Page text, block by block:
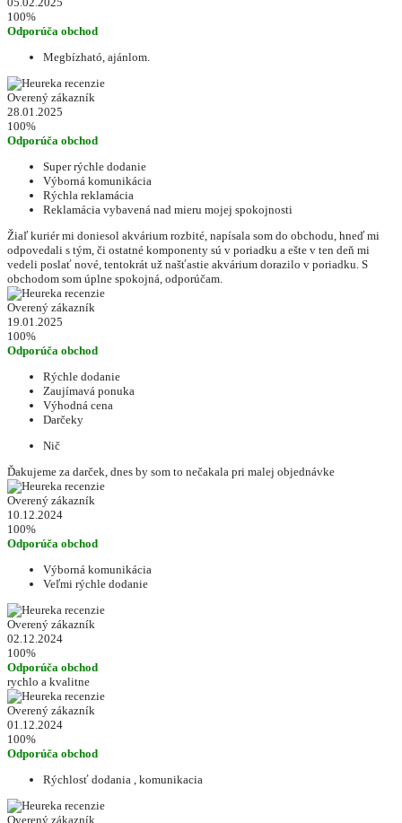
100%
Odporúča obchod
Megbízható, ajánlom.
Overený zákazník
28.01.2025
100%
Odporúča obchod
Super rýchle dodanie
Výborná komunikácia
Rýchla reklamácia
Reklamácia vybavená nad mieru mojej spokojnosti
Žiaľ kuriér mi doniesol akvárium rozbité, napísala som do obchodu, hneď mi
odpovedali s tým, či ostatné komponenty sú v poriadku a ešte v ten deň mi
vedeli poslať nové, tentokrát už našťastie akvárium dorazilo v poriadku. S
obchodom som úplne spokojná, odporúčam.
Overený zákazník
19.01.2025
100%
Odporúča obchod
Rýchle dodanie
Zaujímavá ponuka
Výhodná cena
Darčeky
Nič
Ďakujeme za darček, dnes by som to nečakala pri malej objednávke
Overený zákazník
10.12.2024
100%
Odporúča obchod
Výborná komunikácia
Veľmi rýchle dodanie
Overený zákazník
02.12.2024
100%
Odporúča obchod
rychlo a kvalitne
Overený zákazník
01.12.2024
100%
Odporúča obchod
Rýchlosť dodania , komunikacia
Overený zákazník